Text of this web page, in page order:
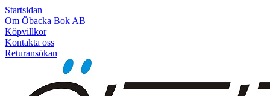
Startsidan
Om Öbacka Bok AB
Köpvillkor
Kontakta oss
Returansökan